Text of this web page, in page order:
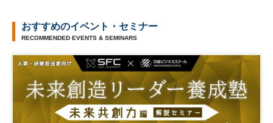
おすすめのイベント・セミナー
RECOMMENDED EVENTS & SEMINARS